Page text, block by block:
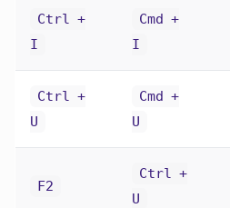
Ctrl +
I
Cmd +
I
Ctrl +
U
Cmd +
U
F2
Ctrl +
U